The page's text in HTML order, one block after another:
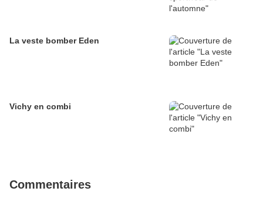
La veste bomber Eden
Vichy en combi
Commentaires